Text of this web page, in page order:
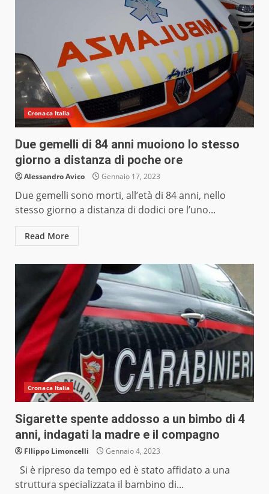
Cronaca Italia
Due gemelli di 84 anni muoiono lo stesso
giorno a distanza di poche ore
Alessandro Avico Gennaio 17, 2023
Due gemelli sono morti, all’età di 84 anni, nello
stesso giorno a distanza di dodici ore l’uno...
Read More
Cronaca Italia
Sigarette spente addosso a un bimbo di 4
anni, indagati la madre e il compagno
FIlippo Limoncelli Gennaio 4, 2023
Si è ripreso da tempo ed è stato affidato a una
struttura specializzata il bambino di...